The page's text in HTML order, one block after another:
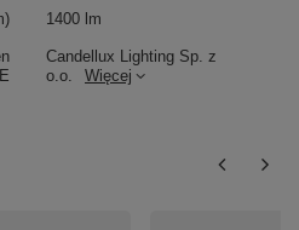
Candellux Lighting Sp. z
o.o.
Więcej
1400 lm